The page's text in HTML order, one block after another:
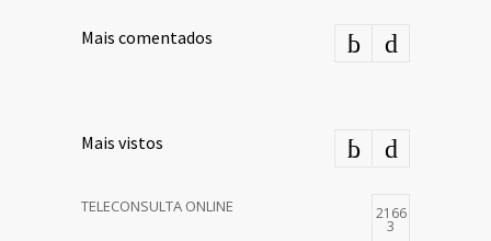
Mais comentados
Mais vistos
TELECONSULTA ONLINE 2166
3